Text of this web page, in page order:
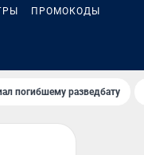
ПРОМОКОДЫ
погибшему разведбату